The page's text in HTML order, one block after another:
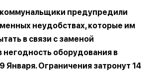
предупредили
неудобствах, которые им
в связи с заменой
оборудования в
Января. Ограничения затронут 14